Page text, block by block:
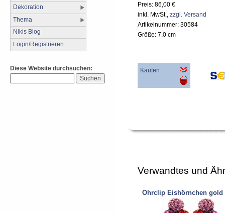
Dekoration
Thema
Nikis Blog
Login/Registrieren
Diese Website durchsuchen:
Preis: 86,00 €
inkl. MwSt., zzgl. Versand
Artikelnummer: 30584
Größe: 7,0 cm
Kaufen
Verwandtes und
Ohrclip Eishörnchen gold